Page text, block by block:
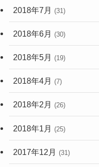
2018年7月 (31)
2018年6月 (30)
2018年5月 (19)
2018年4月 (7)
2018年2月 (26)
2018年1月 (25)
2017年12月 (31)